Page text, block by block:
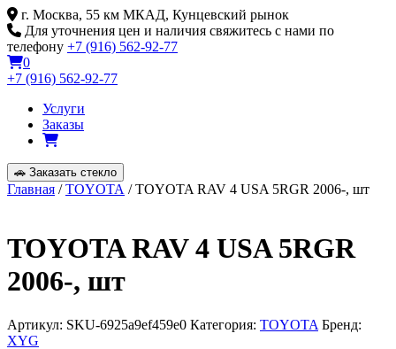
Skip
to
content
г. Москва, 55 км МКАД, Кунцевский рынок
Для уточнения цен и наличия свяжитесь с нами по
телефону +7 (916) 562-92-77
0
+7 (916) 562-92-77
Услуги
Заказы
🚗 Заказать стекло
Главная /TOYOTA / TOYOTA RAV 4 USA 5RGR 2006-, шт
TOYOTA RAV 4 USA 5RGR
2006-, шт
Артикул: SKU-6925a9ef459e0 Категория: TOYOTA Бренд:
XYG